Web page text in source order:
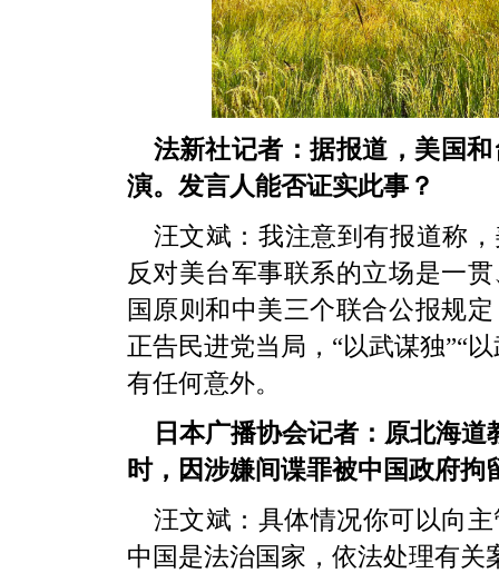
法新社记者：据报道，美国
演。发言人能否证实此事？
汪文斌：我注意到有报道称
反对美台军事联系的立场是一
国原则和中美三个联合公报规
正告民进党当局，“以武谋独”“
有任何意外。
日本广播协会记者：原北海
时，因涉嫌间谍罪被中国政府
汪文斌：具体情况你可以向
中国是法治国家，依法处理有关